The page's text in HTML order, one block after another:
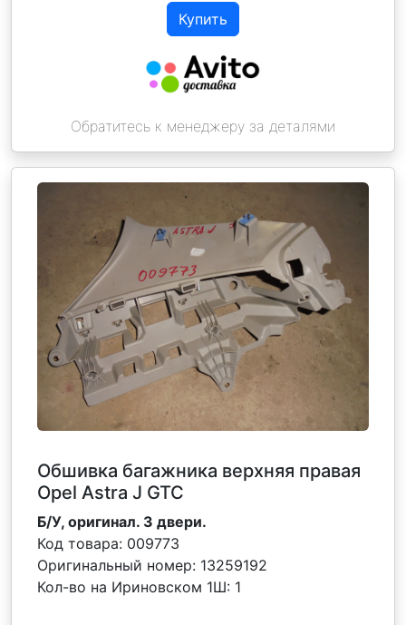
Купить
Обратитесь к менеджеру за деталями
Обшивка багажника верхняя правая
Opel Astra J GTC
Б/У, оригинал. 3 двери.
Код товара: 009773
Оригинальный номер: 13259192
Кол-во на Ириновском 1Ш: 1